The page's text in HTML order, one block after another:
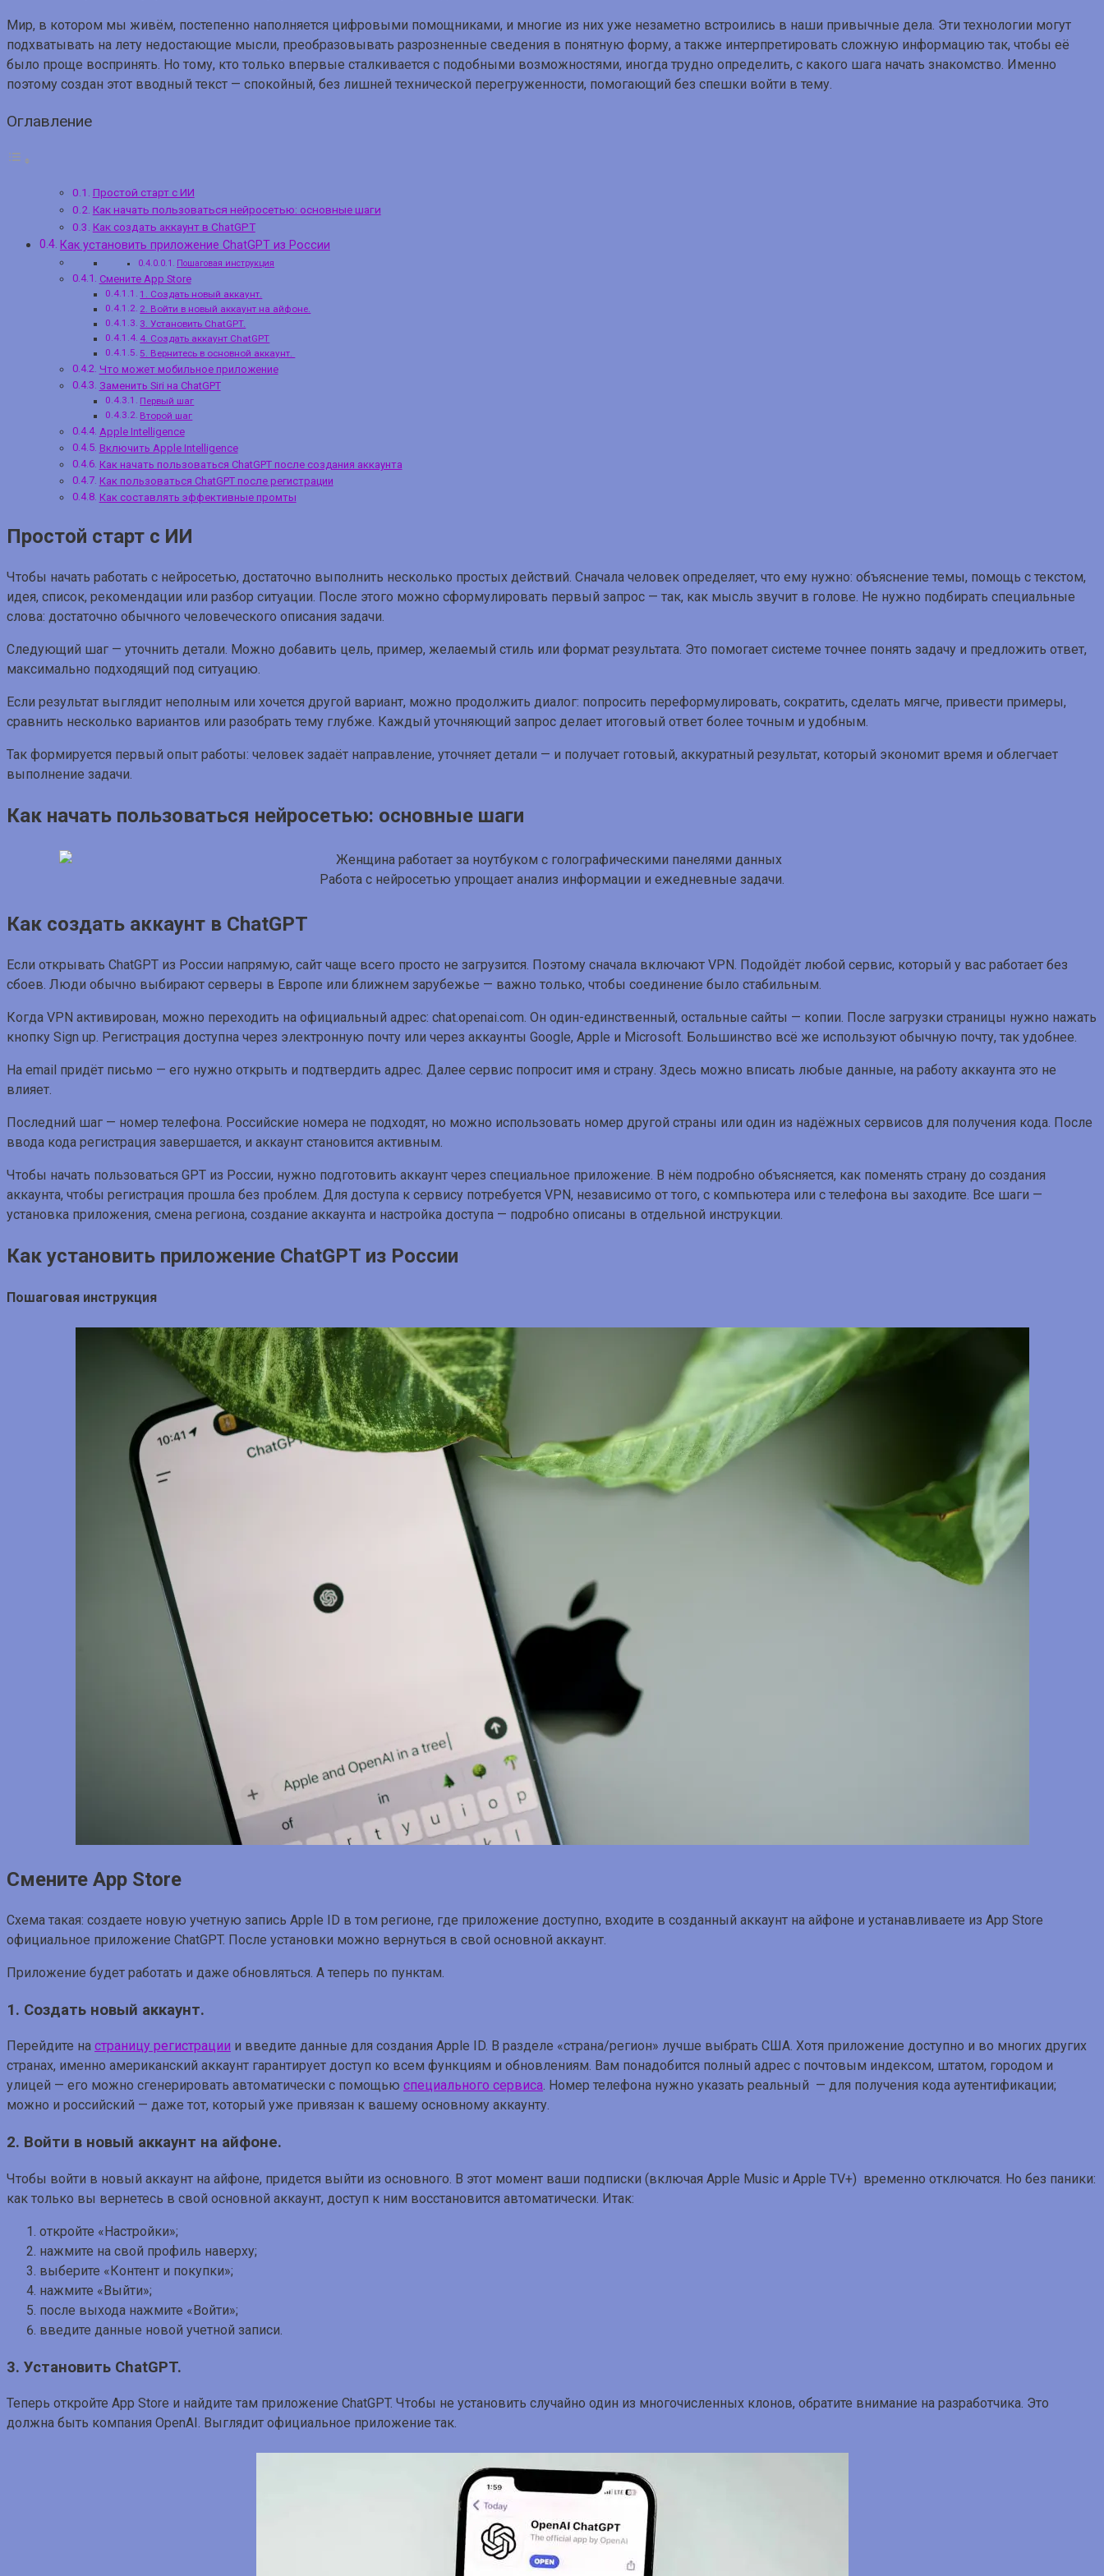
Мир, в котором мы живём, постепенно наполняется цифровыми помощниками, и многие из них уже незаметно встроились в наши привычные дела. Эти технологии могут
подхватывать на лету недостающие мысли, преобразовывать разрозненные сведения в понятную форму, а также интерпретировать сложную информацию так, чтобы её
было проще воспринять. Но тому, кто только впервые сталкивается с подобными возможностями, иногда трудно определить, с какого шага начать знакомство. Именно
поэтому создан этот вводный текст — спокойный, без лишней технической перегруженности, помогающий без спешки войти в тему.
Оглавление
Простой старт с ИИ
Как начать пользоваться нейросетью: основные шаги
Как создать аккаунт в ChatGPT
Как установить приложение ChatGPT из России
Пошаговая инструкция
Смените App Store
1. Создать новый аккаунт.
2. Войти в новый аккаунт на айфоне.
3. Установить ChatGPT.
4. Создать аккаунт ChatGPT
5. Вернитесь в основной аккаунт.
Что может мобильное приложение
Заменить Siri на ChatGPT
Первый шаг
Второй шаг
Apple Intelligence
Включить Apple Intelligence
Как начать пользоваться ChatGPT после создания аккаунта
Как пользоваться ChatGPT после регистрации
Как составлять эффективные промты
Простой старт с ИИ
Чтобы начать работать с нейросетью, достаточно выполнить несколько простых действий. Сначала человек определяет, что ему нужно: объяснение темы, помощь с текстом,
идея, список, рекомендации или разбор ситуации. После этого можно сформулировать первый запрос — так, как мысль звучит в голове. Не нужно подбирать специальные
слова: достаточно обычного человеческого описания задачи.
Следующий шаг — уточнить детали. Можно добавить цель, пример, желаемый стиль или формат результата. Это помогает системе точнее понять задачу и предложить ответ,
максимально подходящий под ситуацию.
Если результат выглядит неполным или хочется другой вариант, можно продолжить диалог: попросить переформулировать, сократить, сделать мягче, привести примеры,
сравнить несколько вариантов или разобрать тему глубже. Каждый уточняющий запрос делает итоговый ответ более точным и удобным.
Так формируется первый опыт работы: человек задаёт направление, уточняет детали — и получает готовый, аккуратный результат, который экономит время и облегчает
выполнение задачи.
Как начать пользоваться нейросетью: основные шаги
Работа с нейросетью упрощает анализ информации и ежедневные задачи.
Как создать аккаунт в ChatGPT
Если открывать ChatGPT из России напрямую, сайт чаще всего просто не загрузится. Поэтому сначала включают VPN. Подойдёт любой сервис, который у вас работает без
сбоев. Люди обычно выбирают серверы в Европе или ближнем зарубежье — важно только, чтобы соединение было стабильным.
Когда VPN активирован, можно переходить на официальный адрес: chat.openai.com. Он один-единственный, остальные сайты — копии. После загрузки страницы нужно нажать
кнопку Sign up. Регистрация доступна через электронную почту или через аккаунты Google, Apple и Microsoft. Большинство всё же используют обычную почту, так удобнее.
На email придёт письмо — его нужно открыть и подтвердить адрес. Далее сервис попросит имя и страну. Здесь можно вписать любые данные, на работу аккаунта это не
влияет.
Последний шаг — номер телефона. Российские номера не подходят, но можно использовать номер другой страны или один из надёжных сервисов для получения кода. После
ввода кода регистрация завершается, и аккаунт становится активным.
Чтобы начать пользоваться GPT из России, нужно подготовить аккаунт через специальное приложение. В нём подробно объясняется, как поменять страну до создания
аккаунта, чтобы регистрация прошла без проблем. Для доступа к сервису потребуется VPN, независимо от того, с компьютера или с телефона вы заходите. Все шаги —
установка приложения, смена региона, создание аккаунта и настройка доступа — подробно описаны в отдельной инструкции.
Как установить приложение ChatGPT из России
Пошаговая инструкция
Смените App Store
Схема такая: создаете новую учетную запись Apple ID в том регионе, где приложение доступно, входите в созданный аккаунт на айфоне и устанавливаете из App Store
официальное приложение ChatGPT. После установки можно вернуться в свой основной аккаунт.
Приложение будет работать и даже обновляться. А теперь по пунктам.
1. Создать новый аккаунт.
Перейдите на страницу регистрации и введите данные для создания Apple ID. В разделе «страна/регион» лучше выбрать США. Хотя приложение доступно и во многих других
странах, именно американский аккаунт гарантирует доступ ко всем функциям и обновлениям. Вам понадобится полный адрес с почтовым индексом, штатом, городом и
улицей — его можно сгенерировать автоматически с помощью специального сервиса. Номер телефона нужно указать реальный — для получения кода аутентификации;
можно и российский — даже тот, который уже привязан к вашему основному аккаунту.
2. Войти в новый аккаунт на айфоне.
Чтобы войти в новый аккаунт на айфоне, придется выйти из основного. В этот момент ваши подписки (включая Apple Music и Apple TV+) временно отключатся. Но без паники:
как только вы вернетесь в свой основной аккаунт, доступ к ним восстановится автоматически. Итак:
откройте «Настройки»;
нажмите на свой профиль наверху;
выберите «Контент и покупки»;
нажмите «Выйти»;
после выхода нажмите «Войти»;
введите данные новой учетной записи.
3. Установить ChatGPT.
Теперь откройте App Store и найдите там приложение ChatGPT. Чтобы не установить случайно один из многочисленных клонов, обратите внимание на разработчика. Это
должна быть компания OpenAI. Выглядит официальное приложение так.